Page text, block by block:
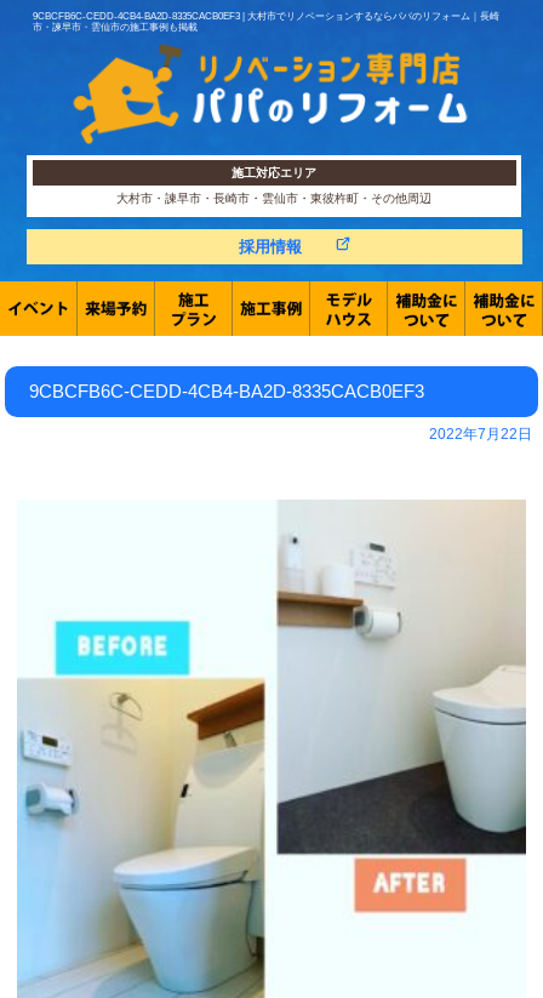
9CBCFB6C-CEDD-4CB4-BA2D-8335CACB0EF3 | 大村市でリノベーションするならパパのリフォーム｜長崎
市・諫早市・雲仙市の施工事例も掲載
施工対応エリア
大村市・諫早市・長崎市・雲仙市・東彼杵町・その他周辺
採用情報
9CBCFB6C-CEDD-4CB4-BA2D-8335CACB0EF3
2022年7月22日